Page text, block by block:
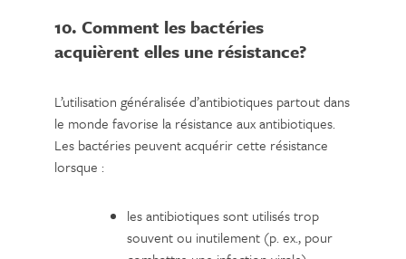
10. Comment les bactéries
acquièrent elles une résistance?
L’utilisation généralisée d’antibiotiques partout dans
le monde favorise la résistance aux antibiotiques.
Les bactéries peuvent acquérir cette résistance
lorsque :
les antibiotiques sont utilisés trop
souvent ou inutilement (p. ex., pour